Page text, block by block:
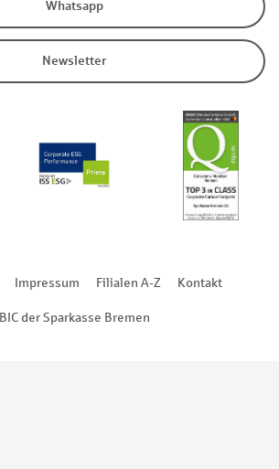
Whatsapp
Newsletter
Impressum Filialen A-Z Kontakt
BIC der Sparkasse Bremen